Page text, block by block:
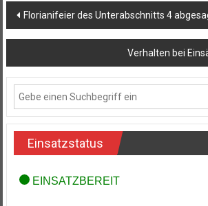
Beitragsnavigation
Florianifeier des Unterabschnitts 4
Verhalten bei
Einsatzstatus